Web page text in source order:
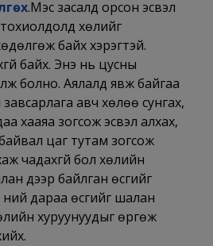
.Мэс засалд орсон эсвэл
хөлийг
байх хэрэгтэй.
байх. Энэ нь цусны
болно. Аялалд явж байгаа
авч хөлөө сунгах,
хааяа зогсож эсвэл алхах,
цаг тутам зогсож
чадахгүй бол хөлийн
дээр байлган өсгийг
дараа өсгийг шалан
хуруунуудыг өргөж